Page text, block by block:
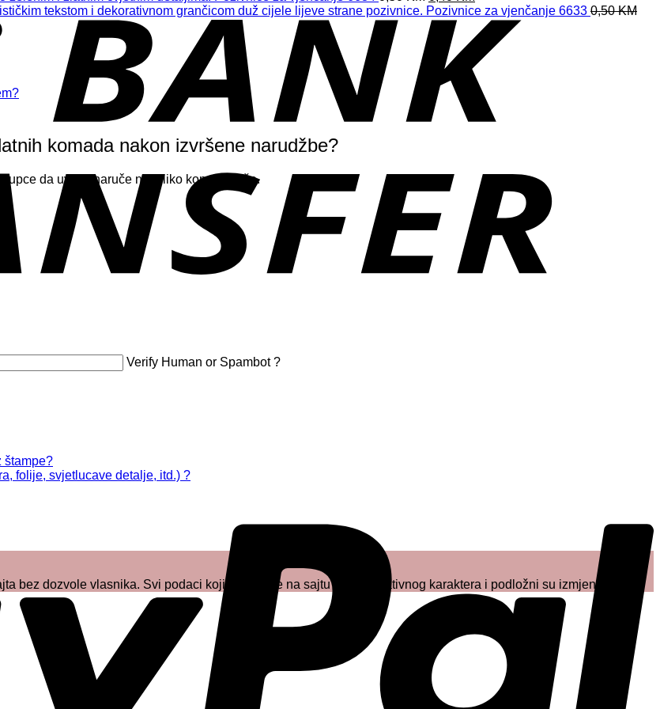
price
was:
0,50 KM.
price
is:
0,40 KM.
Pozivnice za vjenčanje 6633 0,50KM
komada nakon izvršene narudžbe?
da uvijek naruče nekoliko komada više.
Verify Human or Spambot ?
štampe?
folije, svjetlucave detalje, itd.) ?
bez dozvole vlasnika. Svi podaci koji se nalaze na sajtu su informativnog karaktera i podložni su izmjenama.